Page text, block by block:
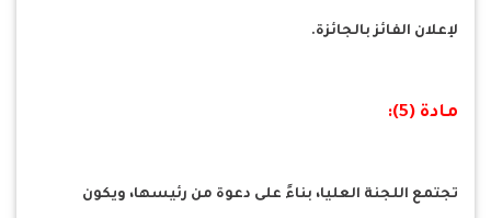
لإعلان الفائز بالجائزة.
مادة (5):
تجتمع اللجنة العليا، بناءً على دعوة من رئيسها، ويكون